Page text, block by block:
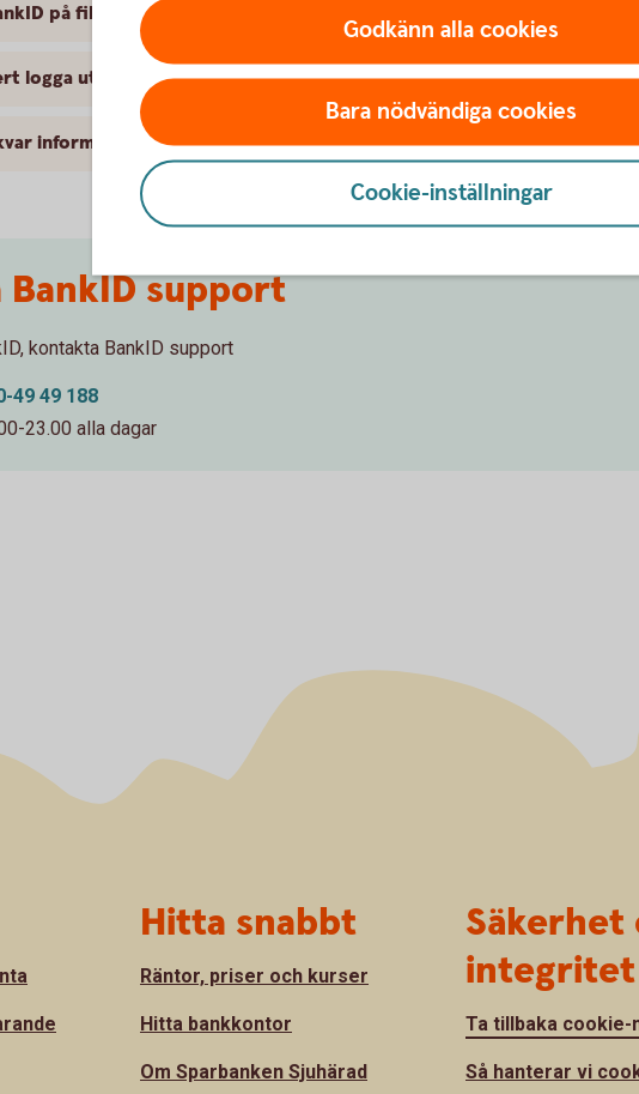
på fil?
logga ut när jag har använt BankID?
information på datorn om ärenden jag utfört med mitt BankID?
support
kontakta BankID support
49 49 188
23.00 alla dagar
Godkänn alla cookies
Bara nödvändiga cookies
Cookie-inställningar
Hitta snabbt
Räntor, priser och kurser
Hitta bankkontor
Om Sparbanken Sjuhärad
Säkerhet
integritet
Ta tillbaka cookie-
Så hanterar vi